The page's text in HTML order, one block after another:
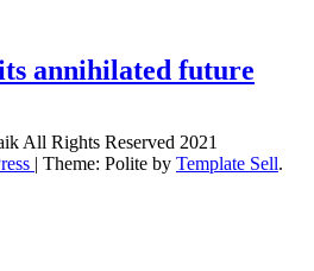
annihilated future
All Rights Reserved 2021
| Theme: Polite by Template Sell.